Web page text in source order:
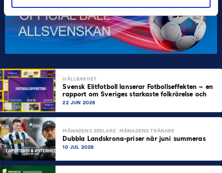
HÅLLBARHET
Svensk Elitfotboll lanserar Fotbollseffekten – en
rapport om Sveriges starkaste folkrörelse och
samhällskraft
22 JUN 2026
MÅNADENS SPELARE MÅNADENS TRÄNARE
Dubbla Landskrona-priser när juni summeras
10 JUL 2026